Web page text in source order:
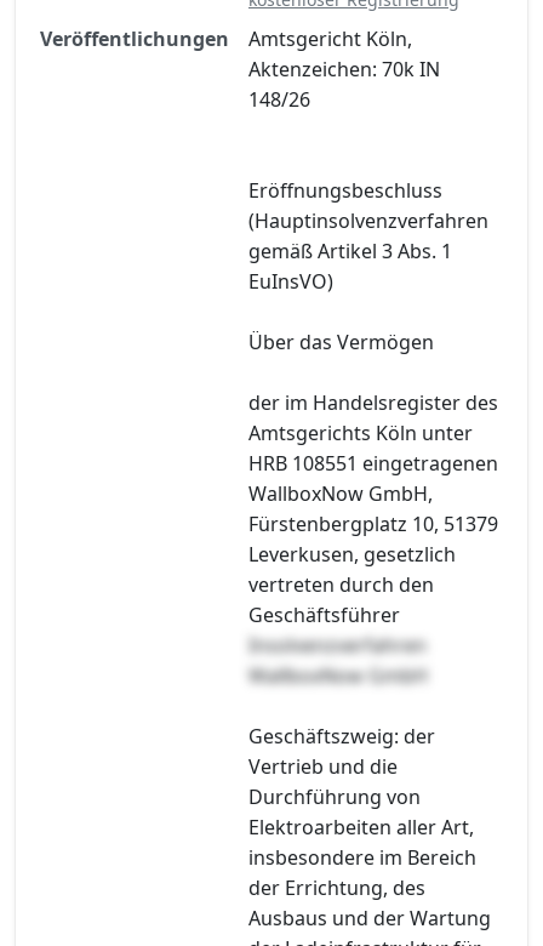
Veröffentlichungen
Amtsgericht Köln,
Aktenzeichen: 70k IN
148/26
Eröffnungsbeschluss
(Hauptinsolvenzverfahren
gemäß Artikel 3 Abs. 1
EuInsVO)
Über das Vermögen
der im Handelsregister des
Amtsgerichts Köln unter
HRB 108551 eingetragenen
WallboxNow GmbH,
Fürstenbergplatz 10, 51379
Leverkusen, gesetzlich
vertreten durch den
Geschäftsführer
Insolvenzverfahren
WallboxNow GmbH
Geschäftszweig: der
Vertrieb und die
Durchführung von
Elektroarbeiten aller Art,
insbesondere im Bereich
der Errichtung, des
Ausbaus und der Wartung